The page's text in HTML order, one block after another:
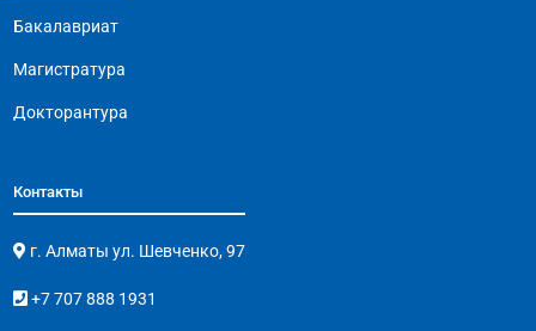
Бакалавриат
Магистратура
Докторантура
Контакты
г. Алматы ул. Шевченко, 97
+7 707 888 1931